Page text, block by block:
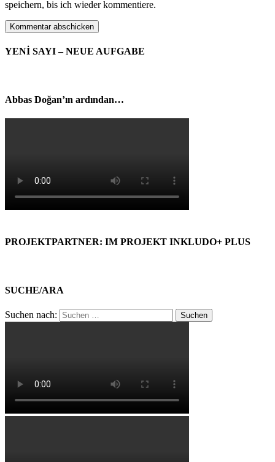
speichern, bis ich wieder kommentiere.
YENİ SAYI – NEUE AUFGABE
Abbas Doğan’ın ardından…
PROJEKTPARTNER: IM PROJEKT INKLUDO+ PLUS
SUCHE/ARA
Suchen nach: